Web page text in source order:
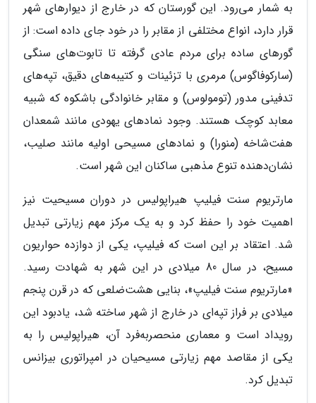
به شمار می‌رود. این گورستان که در خارج از دیوارهای شهر
قرار دارد، انواع مختلفی از مقابر را در خود جای داده است: از
گورهای ساده برای مردم عادی گرفته تا تابوت‌های سنگی
(سارکوفاگوس) مرمری با تزئینات و کتیبه‌های دقیق، تپه‌های
تدفینی مدور (تومولوس) و مقابر خانوادگی باشکوه که شبیه
معابد کوچک هستند. وجود نمادهای یهودی مانند شمعدان
هفت‌شاخه (منورا) و نمادهای مسیحی اولیه مانند صلیب،
نشان‌دهنده تنوع مذهبی ساکنان این شهر است.
مارتریوم سنت فیلیپ هیراپولیس در دوران مسیحیت نیز
اهمیت خود را حفظ کرد و به یک مرکز مهم زیارتی تبدیل
شد. اعتقاد بر این است که فیلیپ، یکی از دوازده حواریون
مسیح، در سال 80 میلادی در این شهر به شهادت رسید.
«مارتریوم سنت فیلیپ»، بنایی هشت‌ضلعی که در قرن پنجم
میلادی بر فراز تپه‌ای در خارج از شهر ساخته شد، یادبود این
رویداد است و معماری منحصربه‌فرد آن، هیراپولیس را به
یکی از مقاصد مهم زیارتی مسیحیان در امپراتوری بیزانس
تبدیل کرد.